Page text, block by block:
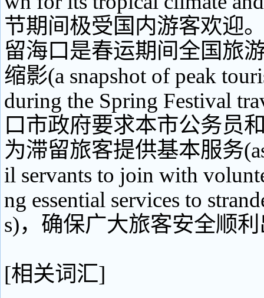
节期间极受国内游客欢迎
留海口是春运期间全国旅
缩影(a snapshot of peak
during the Spring Festival
口市政府要求本市公务员
为滞留旅客提供基本服务
il servants to join with
ng essential services to
s)，确保广大旅客安全顺
[相关词汇]